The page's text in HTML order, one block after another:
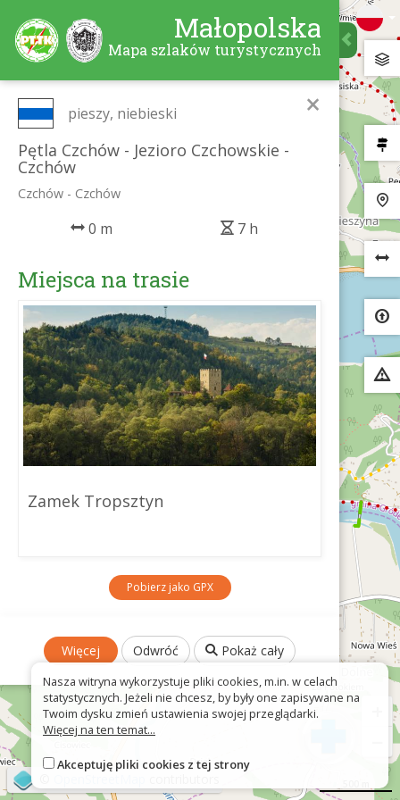
Małopolska
Mapa szlaków turystycznych
×
pieszy, niebieski
Pętla Czchów - Jezioro Czchowskie -
Czchów
Czchów - Czchów
0 m 7 h
Miejsca na trasie
Zamek Tropsztyn
Pobierz jako GPX
Więcej Odwróć Pokaż cały
Nasza witryna wykorzystuje pliki cookies, m.in. w celach
statystycznych. Jeżeli nie chcesz, by były one zapisywane na
Twoim dysku zmień ustawienia swojej przeglądarki.
Więcej na ten temat...
Akceptuję pliki cookies z tej strony